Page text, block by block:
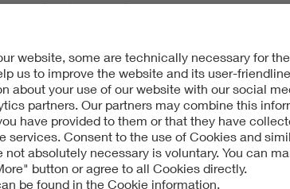
标志的产品特别重要。
艺商是传统的标准用户，他们在策划，客户服务
出版社为了便于电子工艺商应用具体标准提供了
用方面的问题。特别是，DKE的电话服务是免费的